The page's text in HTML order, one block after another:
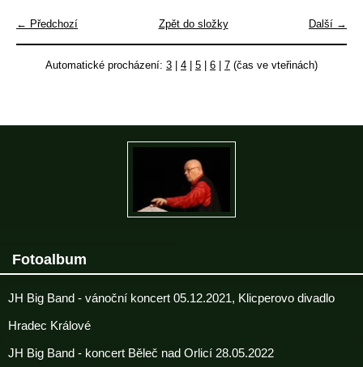
← Předchozí Další →
Zpět do složky
Automatické procházení: 3 4 5 6 7 (čas ve vteřinách)
Fotoalbum
JH Big Band - vánoční koncert 05.12.2021, Klicperovo divadlo
Hradec Králové
JH Big Band - koncert Běleč nad Orlicí 28.05.2022